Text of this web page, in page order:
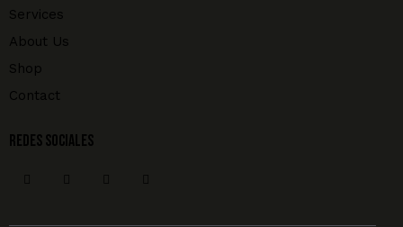
Services
About Us
Shop
Contact
REDES SOCIALES